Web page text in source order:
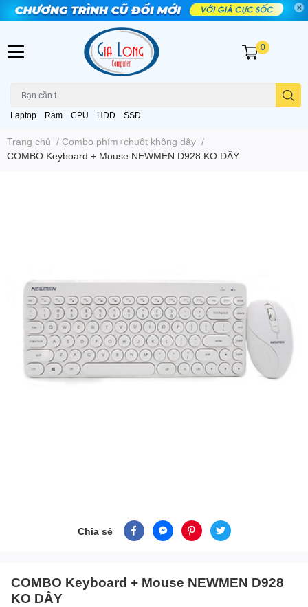
Laptop Ram CPU HDD SSD
0
Trang chủ / Combo phím+chuột không dây /
COMBO Keyboard + Mouse NEWMEN D928 KO DÂY
Chia sẻ
COMBO Keyboard + Mouse NEWMEN D928
KO DÂY